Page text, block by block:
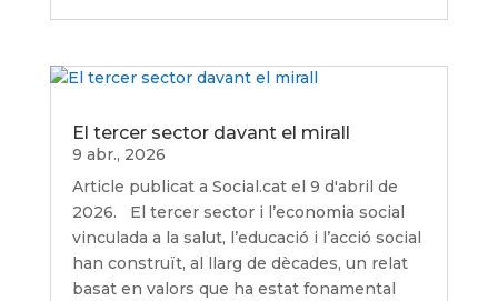
El tercer sector davant el mirall
9 abr., 2026
Article publicat a Social.cat el 9 d'abril de
2026. El tercer sector i l’economia social
vinculada a la salut, l’educació i l’acció social
han construït, al llarg de dècades, un relat
basat en valors que ha estat fonamental